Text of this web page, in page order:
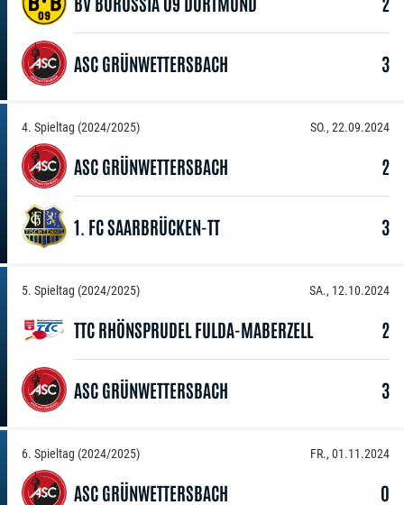
ASC GRÜNWETTERSBACH 3
4. Spieltag (2024/2025) SO., 22.09.2024
ASC GRÜNWETTERSBACH 2
1. FC SAARBRÜCKEN-TT 3
5. Spieltag (2024/2025) SA., 12.10.2024
TTC RHÖNSPRUDEL FULDA-MABERZELL 2
ASC GRÜNWETTERSBACH 3
6. Spieltag (2024/2025) FR., 01.11.2024
ASC GRÜNWETTERSBACH 0